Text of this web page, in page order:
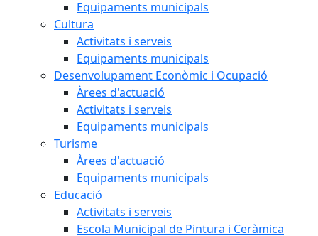
Equipaments municipals
Cultura
Activitats i serveis
Equipaments municipals
Desenvolupament Econòmic i Ocupació
Àrees d'actuació
Activitats i serveis
Equipaments municipals
Turisme
Àrees d'actuació
Equipaments municipals
Educació
Activitats i serveis
Escola Municipal de Pintura i Ceràmica